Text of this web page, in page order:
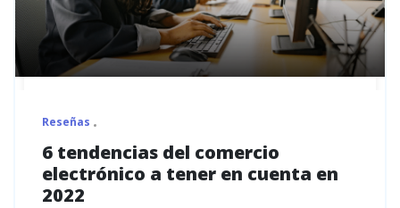
Reseñas
6 tendencias del comercio
electrónico a tener en cuenta en
2022